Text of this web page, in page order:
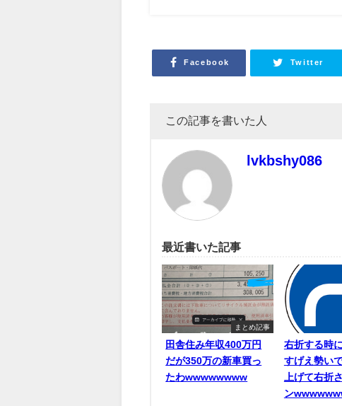
Facebook Twitter
この記事を書いた人
lvkbshy086
最近書いた記事
まとめ記事
田舎住み年収400万円
だが350万の新車買っ
たわwwwwwwww
右折する時
すげえ勢い
上げて右折
ン